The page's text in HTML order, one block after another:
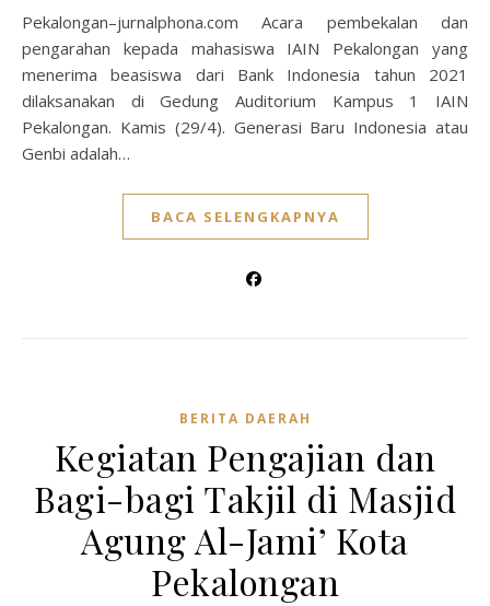
Pekalongan–jurnalphona.com Acara pembekalan dan
pengarahan kepada mahasiswa IAIN Pekalongan yang
menerima beasiswa dari Bank Indonesia tahun 2021
dilaksanakan di Gedung Auditorium Kampus 1 IAIN
Pekalongan. Kamis (29/4). Generasi Baru Indonesia atau
Genbi adalah…
BACA SELENGKAPNYA
BERITA DAERAH
Kegiatan Pengajian dan
Bagi-bagi Takjil di Masjid
Agung Al-Jami’ Kota
Pekalongan